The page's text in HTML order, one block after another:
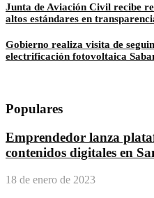
Junta de Aviación Civil recibe
altos estándares en
Gobierno realiza visita de
electrificación fotovoltaica
Populares
Emprendedor lanza
contenidos digitales en
18 de enero de 2023